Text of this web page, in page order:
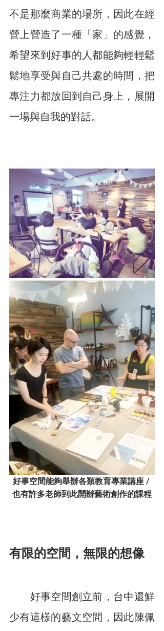
不是那麼商業的場所，因此在經
營上營造了一種「家」的感覺，
希望來到好事的人都能夠輕輕鬆
鬆地享受與自己共處的時間，把
專注力都放回到自己身上，展開
一場與自我的對話。
好事空間能夠舉辦各類教育專業講座 /
也有許多老師到此開辦藝術創作的課程
有限的空間，無限的想像
好事空間創立前，台中還鮮
少有這樣的藝文空間，因此陳佩